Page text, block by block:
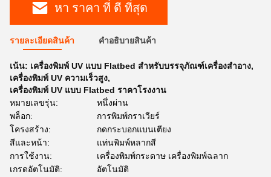
หา ราคา ที่ ดี ที่สุด
รายละเอียดสินค้า คําอธิบายสินค้า
เน้น: เครื่องพิมพ์ UV แบบ Flatbed สำหรับบรรจุภัณฑ์เครื่องสำอาง,
เครื่องพิมพ์ UV ความเร็วสูง,
เครื่องพิมพ์ UV แบบ Flatbed ราคาโรงงาน
หมายเลขรุ่น:
หนึ่งผ่าน
พล็อก:
การพิมพ์กราเวียร์
โครงสร้าง:
กดกระบอกแบนเตียง
สีและหน้า:
แท่นพิมพ์หลากสี
การใช้งาน:
เครื่องพิมพ์กระดาษ เครื่องพิมพ์ฉลาก
เกรดอัตโนมัติ:
อัตโนมัติ